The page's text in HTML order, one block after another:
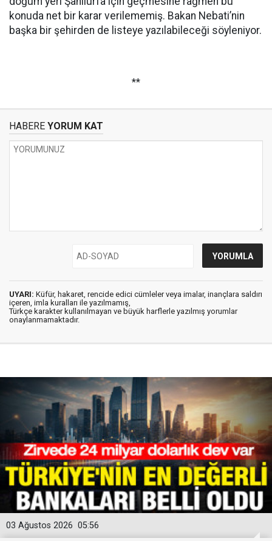
konuda net bir karar verilememiş. Bakan Nebati’nin
başka bir şehirden de listeye yazılabileceği söyleniyor.
**
HABERE YORUM KAT
UYARI: Küfür, hakaret, rencide edici cümleler veya imalar, inançlara saldırı
içeren, imla kuralları ile yazılmamış,
Türkçe karakter kullanılmayan ve büyük harflerle yazılmış yorumlar
onaylanmamaktadır.
05:56
03 Ağustos 2026